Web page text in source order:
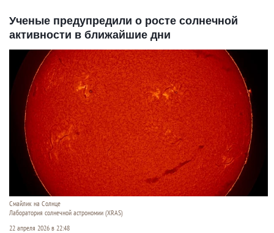
Ученые предупредили о росте солнечной
активности в ближайшие дни
Смайлик на Солнце
Лаборатория солнечной астрономии (XRAS)
22 апреля 2026 в 22:48